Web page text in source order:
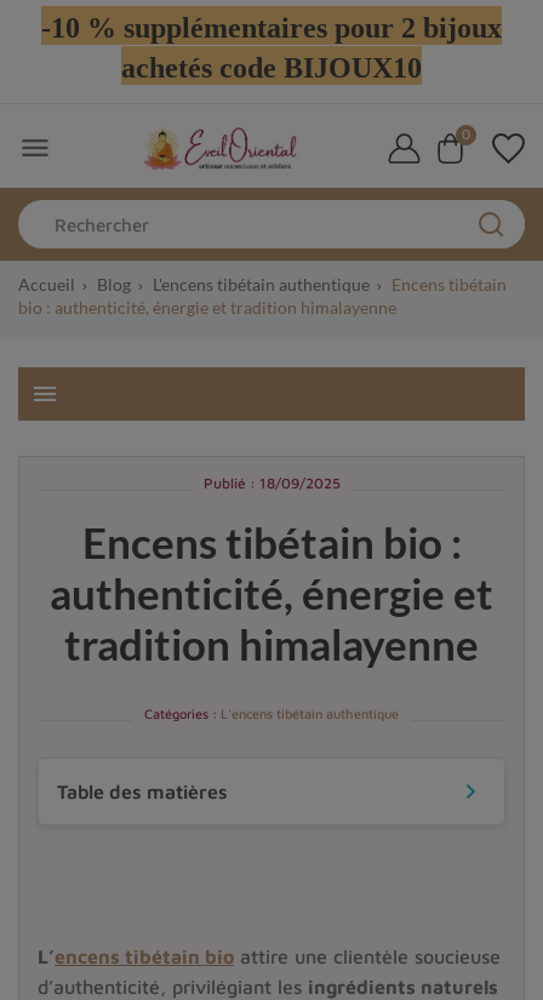
-10 % supplémentaires pour 2 bijoux
achetés code BIJOUX10
 0
Accueil Blog L'encens tibétain authentique
Encens tibétain
bio : authenticité, énergie et tradition himalayenne
menu
Publié : 18/09/2025
Encens tibétain bio :
authenticité, énergie et
tradition himalayenne
Catégories : L'encens tibétain authentique
Table des matières keyboard_arrow_down
L’encens tibétain bioattire une clientèle soucieuse
d’authenticité, privilégiant les ingrédients naturels